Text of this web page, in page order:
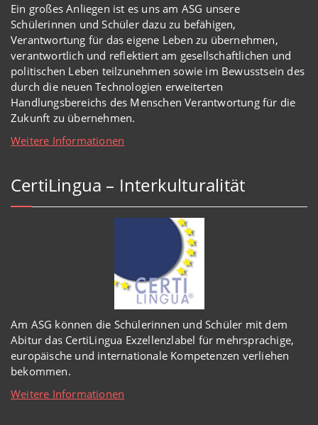
Ein großes Anliegen ist es uns am ASG unsere
Schülerinnen und Schüler dazu zu befähigen,
Verantwortung für das eigene Leben zu übernehmen,
verantwortlich und reflektiert am gesellschaftlichen und
politischen Leben teilzunehmen sowie im Bewusstsein des
durch die neuen Technologien erweiterten
Handlungsbereichs des Menschen Verantwortung für die
Zukunft zu übernehmen.
Weitere Informationen
CertiLingua – Interkulturalität
Am ASG können die Schülerinnen und Schüler mit dem
Abitur das CertiLingua Exzellenzlabel für mehrsprachige,
europäische und internationale Kompetenzen verliehen
bekommen.
Weitere Informationen